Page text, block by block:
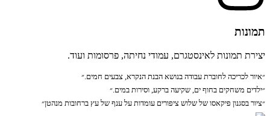
תמונות
יצירת תמונות לאינסטגרם, עמודי נחיתה, פרסומות ועוד.
״איור לכריכה לחוברת עבודה בנושא הבנת הנקרא, צבעים חמים.״
״ילדים משחקים בחוף ים, שקיעה ברקע, וסירות במים.״
״ציור בסגנון פיקאסו של שלוש ציפורים עומדות על ענף של עץ ברחובות מנהטן״